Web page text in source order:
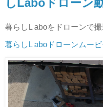
しLaboドローン
暮らしL aboをドローンで撮
暮らしL aboドローンムー